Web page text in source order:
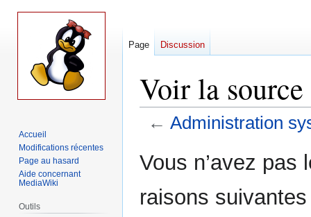
Voir la
← Administration
à
navigation
à
recherche
Vous n’avez pas
raisons suivantes
Page Discussion
Accueil
Modifications récentes
Page au hasard
Aide concernant
MediaWiki
Outils